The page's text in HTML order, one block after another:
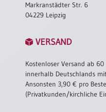
Markranstädter Str. 6
04229 Leipzig
VERSAND
Kostenloser Versand ab
innerhalb Deutschlands
Ansonsten 3,90 € pro
(Privatkunden/kirchliche